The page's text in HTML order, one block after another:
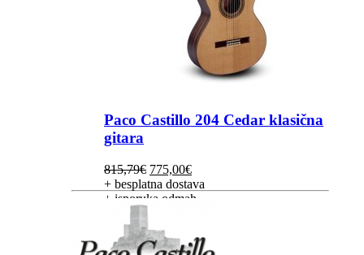
Paco Castillo 204 Cedar klasična
gitara
815,79€ Izvorna
cijena
bila
815,79€.
775,00€Trenutna
cijena
je:
+ besplatna dostava
+ isporuka odmah